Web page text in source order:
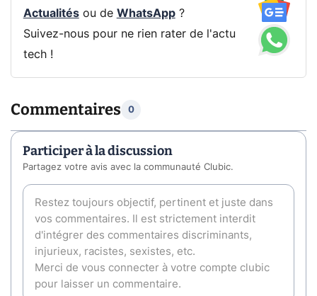
Actualitésou de WhatsApp?
Suivez-nous pour ne rien rater de l'actu
tech !
Commentaires 0
Participer à la discussion
Partagez votre avis avec la communauté Clubic.